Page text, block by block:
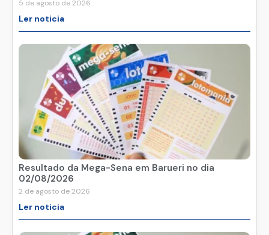
5 de agosto de 2026
Ler noticia
Resultado da Mega-Sena em Barueri no dia
02/08/2026
2 de agosto de 2026
Ler noticia